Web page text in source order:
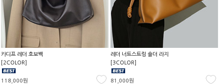
카디프 레더 호보백
[2COLOR]
118,000원
레더 너트스트링 숄더 라지
[3COLOR]
81,000원